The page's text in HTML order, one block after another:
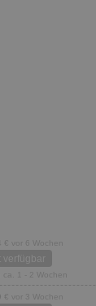
€ vor 6 Wochen
verfügbar
ca. 1 - 2 Wochen
€ vor 3 Wochen